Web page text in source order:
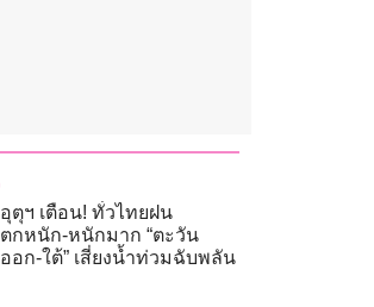
อุตุฯ เตือน! ทั่วไทยฝน
ตกหนัก-หนักมาก “ตะวัน
ออก-ใต้” เสี่ยงน้ำท่วมฉับพลัน